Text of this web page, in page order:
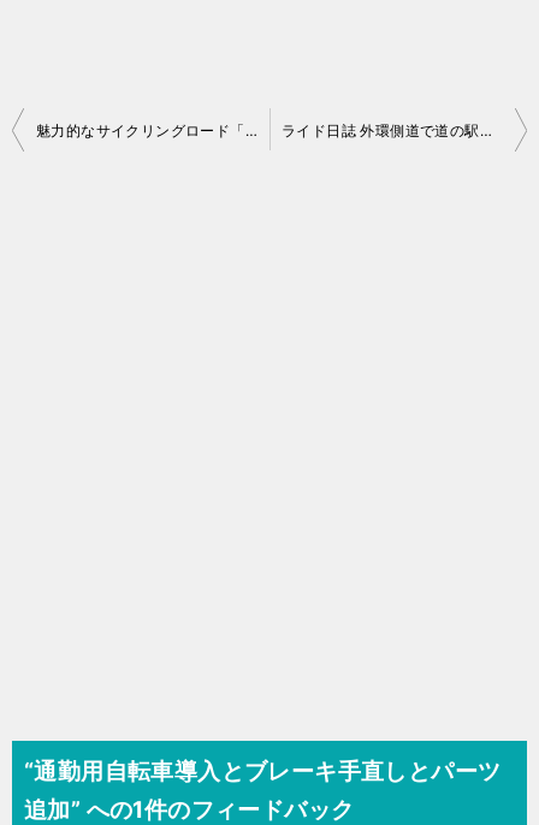
投
魅力的なサイクリングロード「ナショナルサイクルルート」とは？ ライド日誌 外環側道で道の駅＆いつものパン屋さん
“通勤用自転車導入とブレーキ手直しとパーツ
追加” への1件のフィードバック